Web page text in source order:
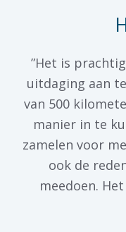
”Het is
uitdaging aan
van 500
manier in te
zamelen voor
ook de
meedoen.